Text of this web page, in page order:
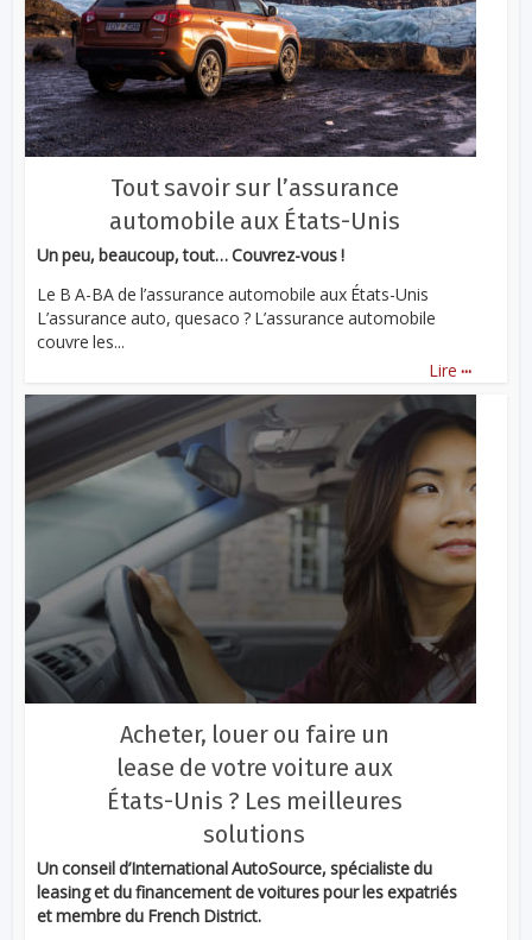
Tout savoir sur l’assurance
automobile aux États-Unis
Un peu, beaucoup, tout… Couvrez-vous !
Le B A-BA de l’assurance automobile aux États-Unis
L’assurance auto, quesaco ? L’assurance automobile
couvre les...
Lire ...
Acheter, louer ou faire un
lease de votre voiture aux
États-Unis ? Les meilleures
solutions
Un conseil d’International AutoSource, spécialiste du
leasing et du financement de voitures pour les expatriés
et membre du French District.